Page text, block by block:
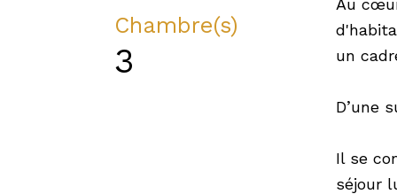
un
D’une
Il se
séjour
Chambre(s)
3